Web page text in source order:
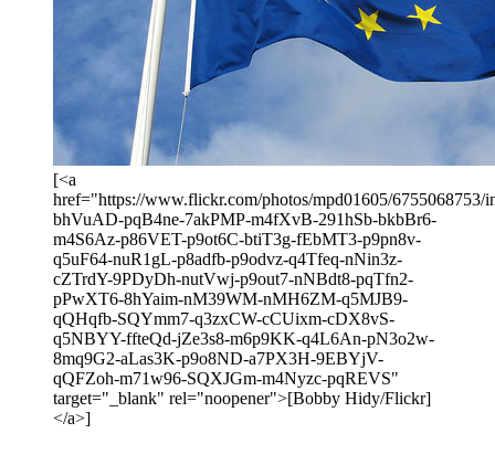
[<a
href="https://www.flickr.com/photos/mpd01605/6755068753/
bhVuAD-pqB4ne-7akPMP-m4fXvB-291hSb-bkbBr6-
m4S6Az-p86VET-p9ot6C-btiT3g-fEbMT3-p9pn8v-
q5uF64-nuR1gL-p8adfb-p9odvz-q4Tfeq-nNin3z-
cZTrdY-9PDyDh-nutVwj-p9out7-nNBdt8-pqTfn2-
pPwXT6-8hYaim-nM39WM-nMH6ZM-q5MJB9-
qQHqfb-SQYmm7-q3zxCW-cCUixm-cDX8vS-
q5NBYY-ffteQd-jZe3s8-m6p9KK-q4L6An-pN3o2w-
8mq9G2-aLas3K-p9o8ND-a7PX3H-9EBYjV-
qQFZoh-m71w96-SQXJGm-m4Nyzc-pqREVS"
target="_blank" rel="noopener">[Bobby Hidy/Flickr]
</a>]